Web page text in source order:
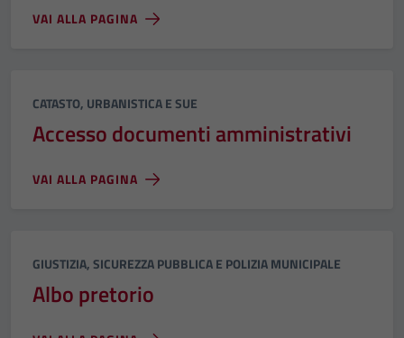
VAI ALLA PAGINA
Categoria:
CATASTO, URBANISTICA E SUE
Accesso documenti amministrativi
VAI ALLA PAGINA
Categoria:
GIUSTIZIA, SICUREZZA PUBBLICA E POLIZIA MUNICIPALE
Albo pretorio